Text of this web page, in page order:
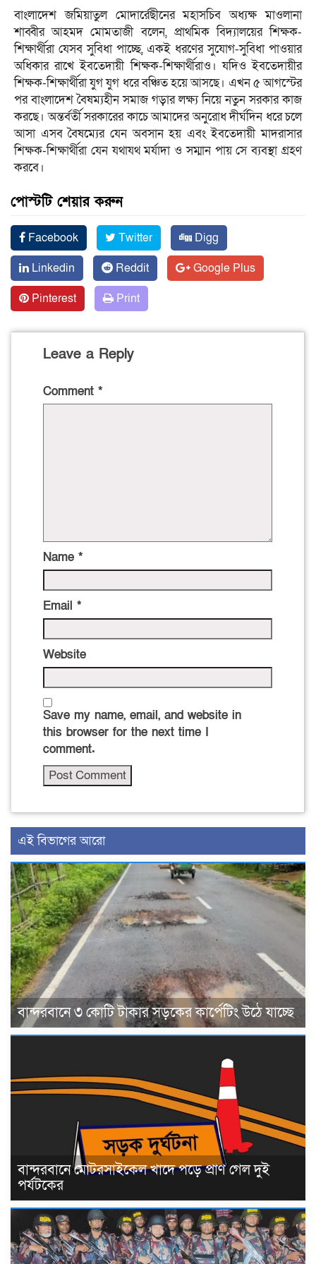
বাংলাদেশ জমিয়াতুল মোদার্রেছীনের মহাসচিব অধ্যক্ষ মাওলানা
শাব্বীর আহমদ মোমতাজী বলেন, প্রাথমিক বিদ্যালয়ের শিক্ষক-
শিক্ষার্থীরা যেসব সুবিধা পাচ্ছে, একই ধরণের সুযোগ-সুবিধা পাওয়ার
অধিকার রাখে ইবতেদায়ী শিক্ষক-শিক্ষার্থীরাও। যদিও ইবতেদায়ীর
শিক্ষক-শিক্ষার্থীরা যুগ যুগ ধরে বঞ্চিত হয়ে আসছে। এখন ৫ আগস্টের
পর বাংলাদেশ বৈষম্যহীন সমাজ গড়ার লক্ষ্য নিয়ে নতুন সরকার কাজ
করছে। অন্তর্বর্তী সরকারের কাচে আমাদের অনুরোধ দীর্ঘদিন ধরে চলে
আসা এসব বৈষম্যের যেন অবসান হয় এবং ইবতেদায়ী মাদরাসার
শিক্ষক-শিক্ষার্থীরা যেন যথাযথ মর্যাদা ও সম্মান পায় সে ব্যবস্থা গ্রহণ
করবে।
পোস্টটি শেয়ার করুন
Facebook Twitter
Digg
Linkedin
Reddit
Google Plus
Pinterest
Print
Leave a Reply
Comment *
Name *
Email *
Website
Save my name, email, and website in
this browser for the next time I
comment.
এই বিভাগের আরো
বান্দরবানে ৩ কোটি টাকার সড়কের কার্পেটিং উঠে যাচ্ছে
বান্দরবানে মোটরসাইকেল খাদে পড়ে প্রাণ গেল দুই
পর্যটকের